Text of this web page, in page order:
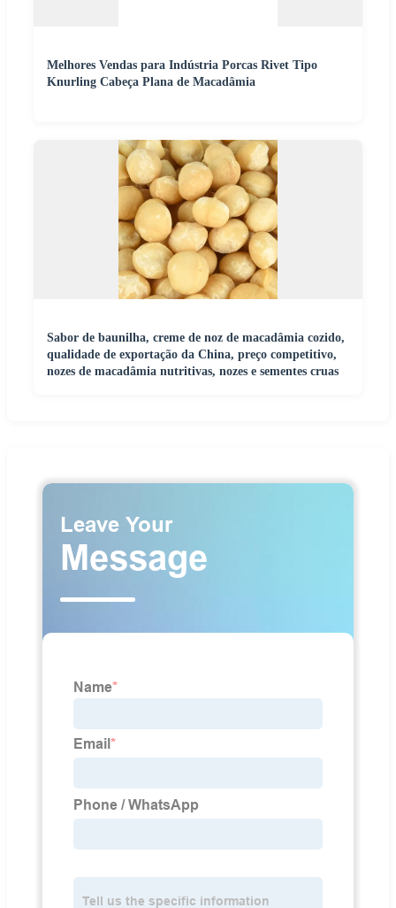
Melhores Vendas para Indústria Porcas Rivet Tipo
Knurling Cabeça Plana de Macadâmia
Sabor de baunilha, creme de noz de macadâmia cozido,
qualidade de exportação da China, preço competitivo,
nozes de macadâmia nutritivas, nozes e sementes cruas